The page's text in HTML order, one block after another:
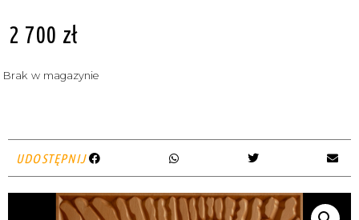
2 700 zł
Brak w magazynie
UDOSTĘPNIJ